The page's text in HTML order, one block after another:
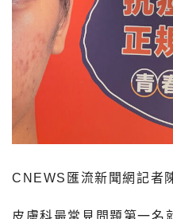
CNEWS匯流新聞網記者